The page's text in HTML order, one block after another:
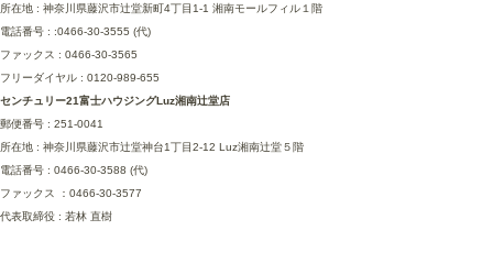
所在地 : 神奈川県藤沢市辻堂新町4丁目1-1 湘南モールフィル１階
電話番号 : :0466-30-3555 (代)
ファックス : 0466-30-3565
フリーダイヤル : 0120-989-655
センチュリー21富士ハウジングLuz湘南辻堂店
郵便番号 : 251-0041
所在地 : 神奈川県藤沢市辻堂神台1丁目2-12 Luz湘南辻堂５階
電話番号 : 0466-30-3588 (代)
ファックス ：0466-30-3577
代表取締役 : 若林 直樹